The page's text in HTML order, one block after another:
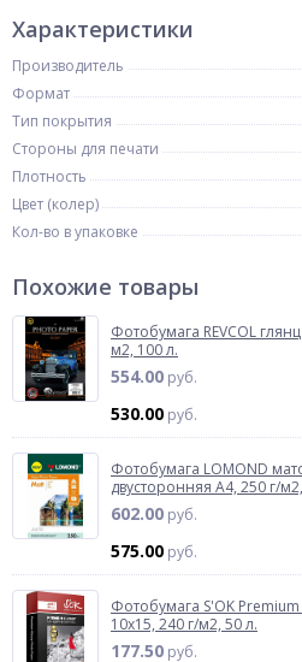
Характеристики
Производитель
Формат
Тип покрытия
Стороны для печати
Плотность
Цвет (колер)
Кол-во в упаковке
Похожие товары
Фотобумага REVCOL
м2, 100 л.
554.00 руб.
530.00 руб.
Фотобумага LOMOND
двусторонняя A4, 250 г/
602.00 руб.
575.00 руб.
Фотобумага S'OK Premium
10x15, 240 г/м2, 50 л.
177.50 руб.